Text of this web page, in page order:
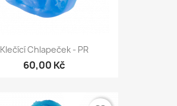
Klečící Chlapeček - PR
60,00 Kč